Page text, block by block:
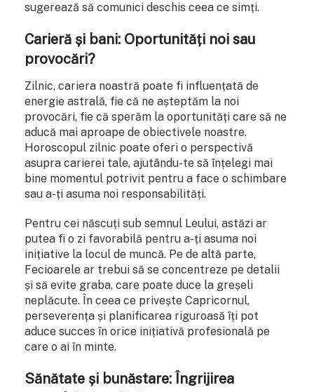
sugerează să comunici deschis ceea ce simți.
Carieră și bani: Oportunități noi sau
provocări?
Zilnic, cariera noastră poate fi influențată de
energie astrală, fie că ne așteptăm la noi
provocări, fie că sperăm la oportunități care să ne
aducă mai aproape de obiectivele noastre.
Horoscopul zilnic poate oferi o perspectivă
asupra carierei tale, ajutându-te să înțelegi mai
bine momentul potrivit pentru a face o schimbare
sau a-ți asuma noi responsabilități.
Pentru cei născuți sub semnul Leului, astăzi ar
putea fi o zi favorabilă pentru a-ți asuma noi
inițiative la locul de muncă. Pe de altă parte,
Fecioarele ar trebui să se concentreze pe detalii
și să evite graba, care poate duce la greșeli
neplăcute. În ceea ce privește Capricornul,
perseverența și planificarea riguroasă îți pot
aduce succes în orice inițiativă profesională pe
care o ai în minte.
Sănătate și bunăstare: Îngrijirea